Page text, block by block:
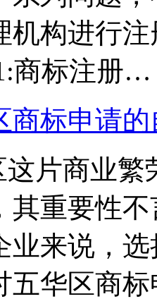
机构进行
商标注册…
商标申请
片商业繁
其重要性
业来说，
五华区商